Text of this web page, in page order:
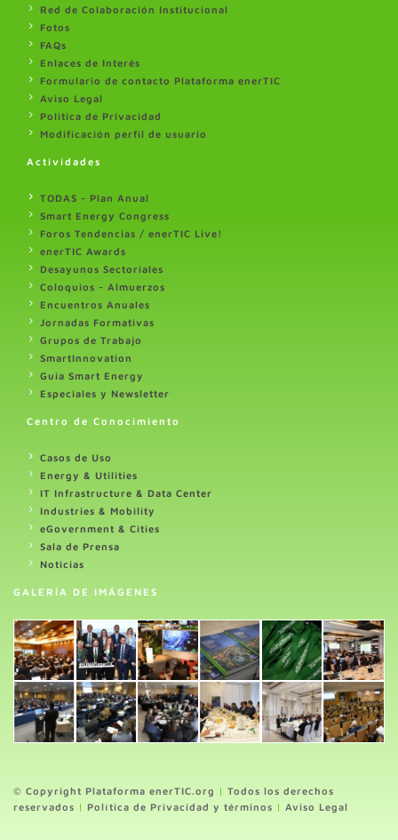
Red de Colaboración Institucional
Fotos
FAQs
Enlaces de Interés
Formulario de contacto Plataforma enerTIC
Aviso Legal
Politica de Privacidad
Modificación perfil de usuario
Actividades
TODAS - Plan Anual
Smart Energy Congress
Foros Tendencias / enerTIC Live!
enerTIC Awards
Desayunos Sectoriales
Coloquios - Almuerzos
Encuentros Anuales
Jornadas Formativas
Grupos de Trabajo
SmartInnovation
Guia Smart Energy
Especiales y Newsletter
Centro de Conocimiento
Casos de Uso
Energy & Utilities
IT Infrastructure & Data Center
Industries & Mobility
eGovernment & Cities
Sala de Prensa
Noticias
GALERÍA DE IMÁGENES
© Copyright Plataforma enerTIC.org | Todos los derechos
reservados | Política de Privacidad y términos | Aviso Legal